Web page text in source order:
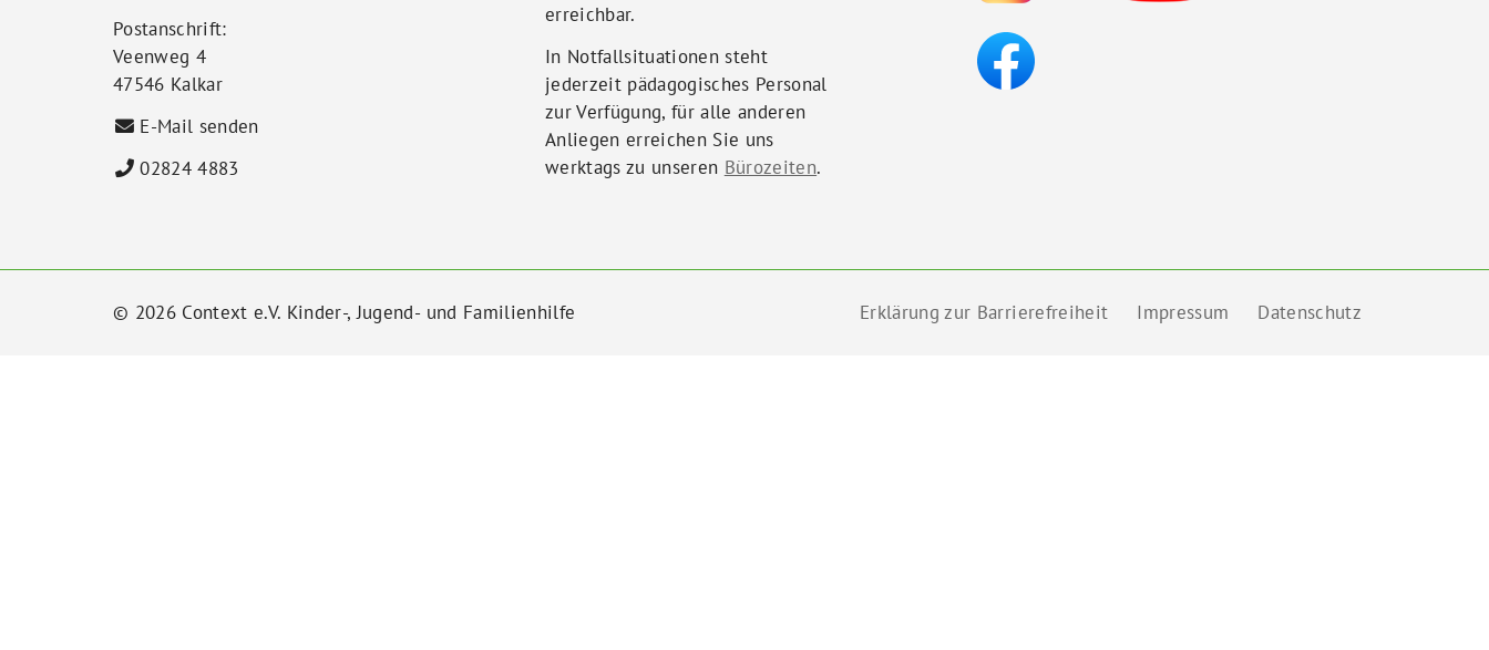
Postanschrift:
Veenweg 4
47546 Kalkar
E-Mail senden
02824 4883
erreichbar.
In Notfallsituationen steht
jederzeit pädagogisches Personal
zur Verfügung, für alle anderen
Anliegen erreichen Sie uns
werktags zu unseren Bürozeiten.
© 2026 Context e.V. Kinder-, Jugend- und Familienhilfe Erklärung zur Barrierefreiheit Impressum Datenschutz